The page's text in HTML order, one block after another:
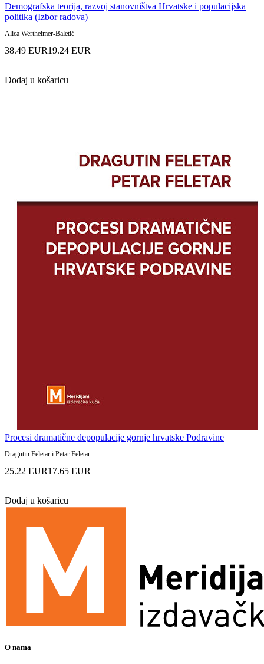
Demografska teorija, razvoj stanovništva Hrvatske i populacijska
politika (Izbor radova)
Alica Wertheimer-Baletić
38.49 EUR19.24 EUR
Dodaj u košaricu
Procesi dramatične depopulacije gornje hrvatske Podravine
Dragutin Feletar i Petar Feletar
25.22 EUR17.65 EUR
Dodaj u košaricu
O nama